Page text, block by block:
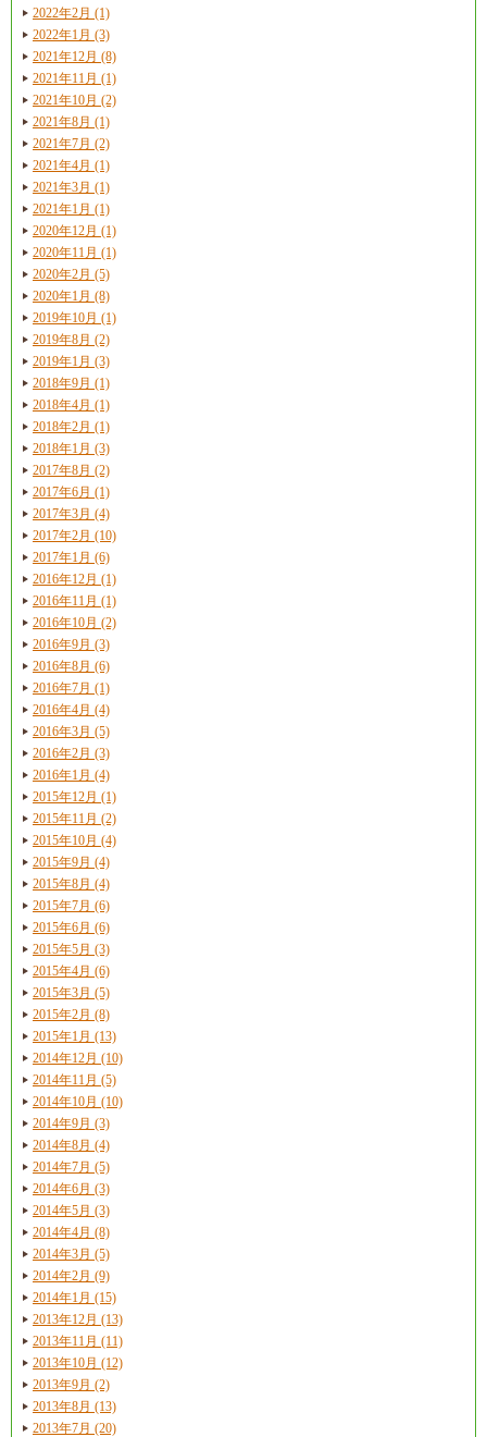
2022年2月 (1)
2022年1月 (3)
2021年12月 (8)
2021年11月 (1)
2021年10月 (2)
2021年8月 (1)
2021年7月 (2)
2021年4月 (1)
2021年3月 (1)
2021年1月 (1)
2020年12月 (1)
2020年11月 (1)
2020年2月 (5)
2020年1月 (8)
2019年10月 (1)
2019年8月 (2)
2019年1月 (3)
2018年9月 (1)
2018年4月 (1)
2018年2月 (1)
2018年1月 (3)
2017年8月 (2)
2017年6月 (1)
2017年3月 (4)
2017年2月 (10)
2017年1月 (6)
2016年12月 (1)
2016年11月 (1)
2016年10月 (2)
2016年9月 (3)
2016年8月 (6)
2016年7月 (1)
2016年4月 (4)
2016年3月 (5)
2016年2月 (3)
2016年1月 (4)
2015年12月 (1)
2015年11月 (2)
2015年10月 (4)
2015年9月 (4)
2015年8月 (4)
2015年7月 (6)
2015年6月 (6)
2015年5月 (3)
2015年4月 (6)
2015年3月 (5)
2015年2月 (8)
2015年1月 (13)
2014年12月 (10)
2014年11月 (5)
2014年10月 (10)
2014年9月 (3)
2014年8月 (4)
2014年7月 (5)
2014年6月 (3)
2014年5月 (3)
2014年4月 (8)
2014年3月 (5)
2014年2月 (9)
2014年1月 (15)
2013年12月 (13)
2013年11月 (11)
2013年10月 (12)
2013年9月 (2)
2013年8月 (13)
2013年7月 (20)